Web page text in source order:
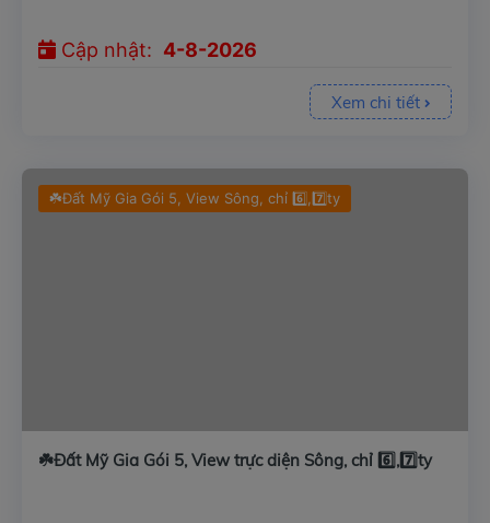
Cập nhật: 4-8-2026
Xem chi tiết
☘️Đất Mỹ Gia Gói 5, View Sông, chỉ 6️⃣,7️⃣ty
☘️Đất Mỹ Gia Gói 5, View trực diện Sông, chỉ 6️⃣,7️⃣ty